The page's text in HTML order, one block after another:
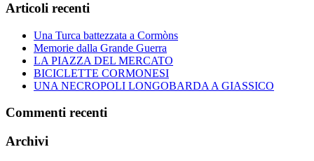
Liberazione
d’Italia
dall’occupazione
Nazifascista
Articoli recenti
Una Turca battezzata a Cormòns
Memorie dalla Grande Guerra
LA PIAZZA DEL MERCATO
BICICLETTE CORMONESI
UNA NECROPOLI LONGOBARDA A GIASSICO
Commenti recenti
Archivi